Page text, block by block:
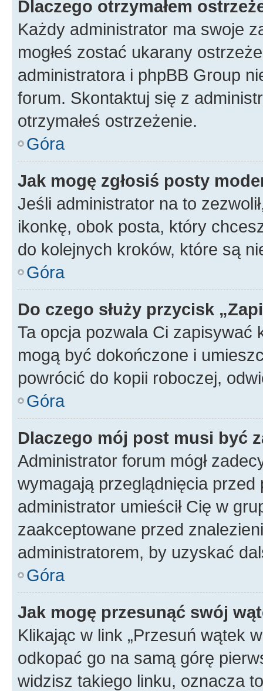
Dlaczego otrzymałem
Każdy administrator ma swoje
mogłeś zostać ukarany
administratora i phpBB Group
forum. Skontaktuj się z
otrzymałeś ostrzeżenie.
Góra
Jak mogę zgłosiś posty
Jeśli administrator na to
ikonkę, obok posta, który
do kolejnych kroków, które są
Góra
Do czego służy przycisk
Ta opcja pozwala Ci zapisywać
mogą być dokończone i
powrócić do kopii roboczej,
Góra
Dlaczego mój post musi być
Administrator forum mógł
wymagają przeglądnięcia
administrator umieścił Cię w
zaakceptowane przed
administratorem, by uzyskać
Góra
Jak mogę przesunąć swój
Klikając w link „Przesuń wątek
odkopać go na samą górę
widzisz takiego linku, oznacza